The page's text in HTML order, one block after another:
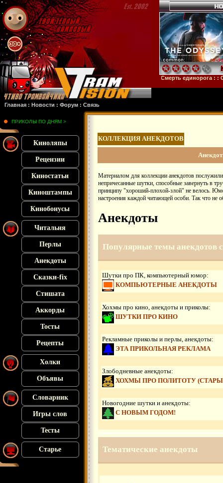
Главная : Новости : Форум : Связь
: :Микки 17: : Субстанция: :28 лет спустя Смерть единорога: :
ПРИКОЛЫ ПО ДНЯМ >
Киноляпы
Рецензии
Киностатьи
Киноштампы
Кинобонусы
Читальня
Перлы
Анекдоты
Сказки-fix
Стишата
Аккорды
Тосты
Рецепты
Холки
Объявы
Словарник
Игры слов
Тесты
Старье
КОЛЛЕКЦИЯ АНЕКДОТОВ
Материалом для коллекции анекдотов
непричесанные шутки, способные завернуть в
принципу "хороший-плохой-злой" не велось.
настроения каждой читающей особи. Так что не
Анекдоты
Популярные темы анекдотов
Шутки про ПК, компьютерный юмор:
КОМПЬЮТЕРНЫЕ АНЕКДОТЫ
Хохмы про кино, анекдоты и приколы:
ШУТКИ ПРО КИНО
Рекламные приколы и перлы, анекдоты:
ЭТА ПРИКОЛЬНАЯ РЕКЛАМА
Злободневные анекдоты:
ХОХМЫ ПРО ПОЛИТОТУ
Новогодние шутки и анекдоты:
С НОВЫМ ГОДОМ!
Тематические анекдоты